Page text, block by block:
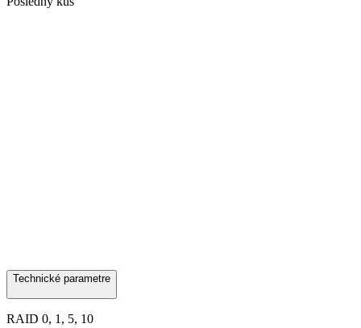
Technické parametre
RAID 0, 1, 5, 10